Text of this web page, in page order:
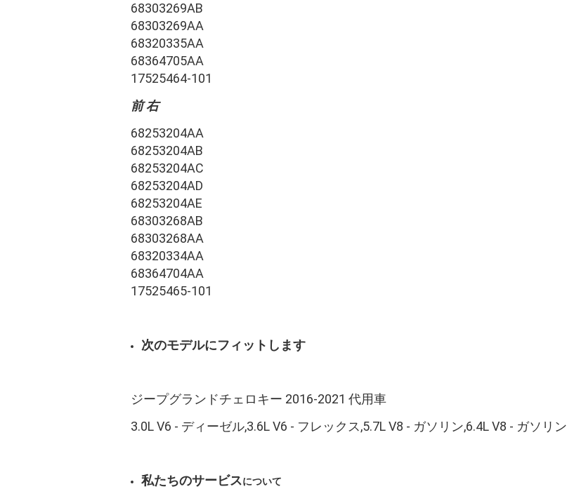
68303269AB
68303269AA
68320335AA
68364705AA
17525464-101
前 右
68253204AA
68253204AB
68253204AC
68253204AD
68253204AE
68303268AB
68303268AA
68320334AA
68364704AA
17525465-101
次のモデルにフィットします
ジープグランドチェロキー 2016-2021 代用車
3.0L V6 - ディーゼル,3.6L V6 - フレックス,5.7L V8 - ガソリン,6.4L V8 - ガソリン
私たちのサービスについて